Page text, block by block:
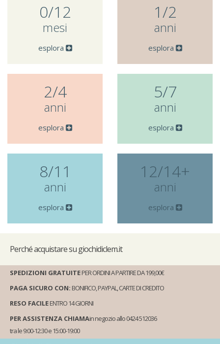
0/12
mesi
esplora
1/2
anni
esplora
2/4
anni
esplora
5/7
anni
esplora
8/11
anni
esplora
12/14+
anni
esplora
Perchéacquistare su giochidiclem.it
SPEDIZIONI GRATUITEPER ORDINI A PARTIRE DA 199,00€
PAGA SICURO CON: BONIFICO, PAYPAL, CARTE DI CREDITO
RESO FACILEENTRO 14 GIORNI
PER ASSISTENZA CHIAMAin negozio allo 0424 512036
tra le 9:00-12:30 e 15:00-19:00